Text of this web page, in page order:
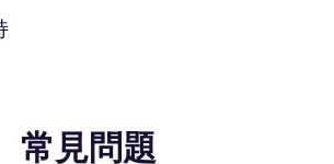
常見問題